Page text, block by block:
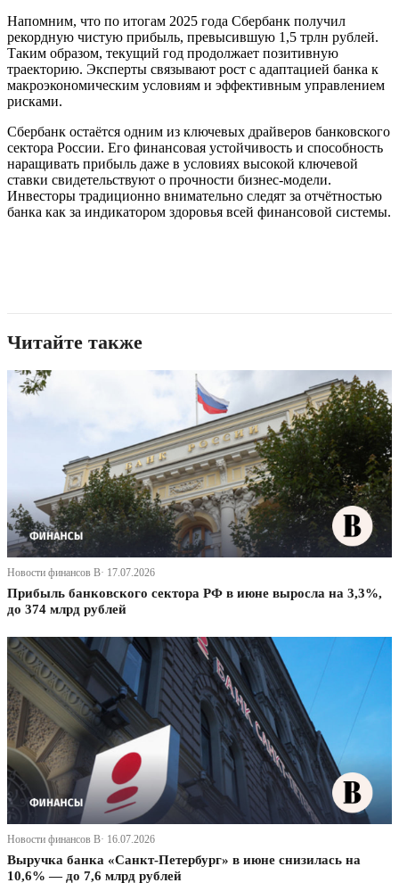
Напомним, что по итогам 2025 года Сбербанк получил
рекордную чистую прибыль, превысившую 1,5 трлн рублей.
Таким образом, текущий год продолжает позитивную
траекторию. Эксперты связывают рост с адаптацией банка к
макроэкономическим условиям и эффективным управлением
рисками.
Сбербанк остаётся одним из ключевых драйверов банковского
сектора России. Его финансовая устойчивость и способность
наращивать прибыль даже в условиях высокой ключевой
ставки свидетельствуют о прочности бизнес-модели.
Инвесторы традиционно внимательно следят за отчётностью
банка как за индикатором здоровья всей финансовой системы.
Читайте также
Новости финансов В· 17.07.2026
Прибыль банковского сектора РФ в июне выросла на 3,3%,
до 374 млрд рублей
Новости финансов В· 16.07.2026
Выручка банка «Санкт-Петербург» в июне снизилась на
10,6% — до 7,6 млрд рублей